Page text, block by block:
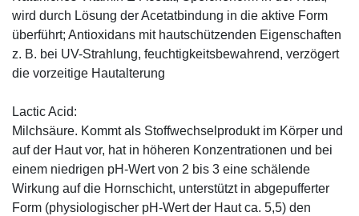
wird durch Lösung der Acetatbindung in die aktive Form
überführt; Antioxidans mit hautschützenden Eigenschaften
z. B. bei UV-Strahlung, feuchtigkeitsbewahrend, verzögert
die vorzeitige Hautalterung
Lactic Acid:
Milchsäure. Kommt als Stoffwechselprodukt im Körper und
auf der Haut vor, hat in höheren Konzentrationen und bei
einem niedrigen pH-Wert von 2 bis 3 eine schälende
Wirkung auf die Hornschicht, unterstützt in abgepufferter
Form (physiologischer pH-Wert der Haut ca. 5,5) den